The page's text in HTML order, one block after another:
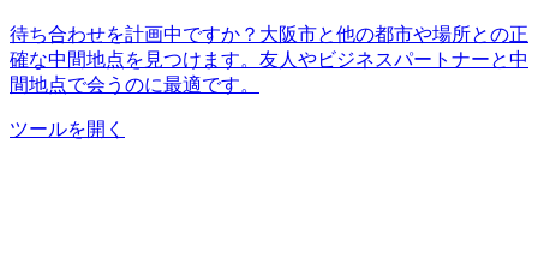
待ち合わせを計画中ですか？大阪市と他の都市や場所との正
確な中間地点を見つけます。友人やビジネスパートナーと中
間地点で会うのに最適です。
ツールを開く